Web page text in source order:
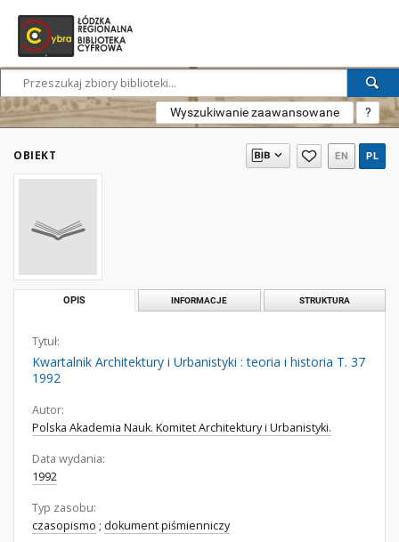
Wyszukiwanie zaawansowane ?
OBIEKT EN PL
OPIS INFORMACJE STRUKTURA
Tytuł:
Kwartalnik Architektury i Urbanistyki : teoria i historia T. 37
1992
Autor:
Polska Akademia Nauk. Komitet Architektury i Urbanistyki.
Data wydania:
1992
Typ zasobu:
czasopismo ; dokument piśmienniczy